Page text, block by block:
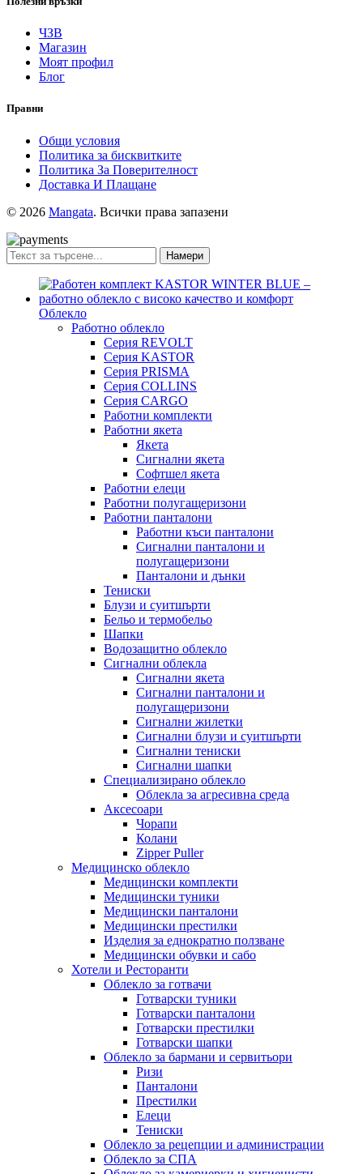
ЧЗВ
Магазин
Моят профил
Блог
Правни
Общи условия
Политика за бисквитките
Политика За Поверителност
Доставка И Плащане
© 2026 Mangata. Всички права запазени
Намери
Облекло
Работно облекло
Серия REVOLT
Серия KASTOR
Серия PRISMA
Серия COLLINS
Серия CARGO
Работни комплекти
Работни якета
Якета
Сигнални якета
Софтшел якета
Работни елеци
Работни полугащеризони
Работни панталони
Работни къси панталони
Сигнални панталони и
полугащеризони
Панталони и дънки
Тениски
Блузи и суитшърти
Бельо и термобельо
Шапки
Водозащитно облекло
Сигнални облекла
Сигнални якета
Сигнални панталони и
полугащеризони
Сигнални жилетки
Сигнални блузи и суитшърти
Сигнални тениски
Сигнални шапки
Специализирано облекло
Облекла за агресивна среда
Аксесоари
Чорапи
Колани
Zipper Puller
Медицинско облекло
Медицински комплекти
Медицински туники
Медицински панталони
Медицински престилки
Изделия за еднократно ползване
Медицински обувки и сабо
Хотели и Ресторанти
Облекло за готвачи
Готварски туники
Готварски панталони
Готварски престилки
Готварски шапки
Облекло за бармани и сервитьори
Ризи
Панталони
Престилки
Елеци
Тениски
Облекло за рецепции и администрации
Облекло за СПА